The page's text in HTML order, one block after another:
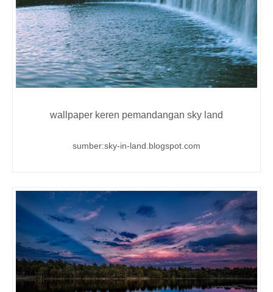
wallpaper keren pemandangan sky land
sumber:sky-in-land.blogspot.com